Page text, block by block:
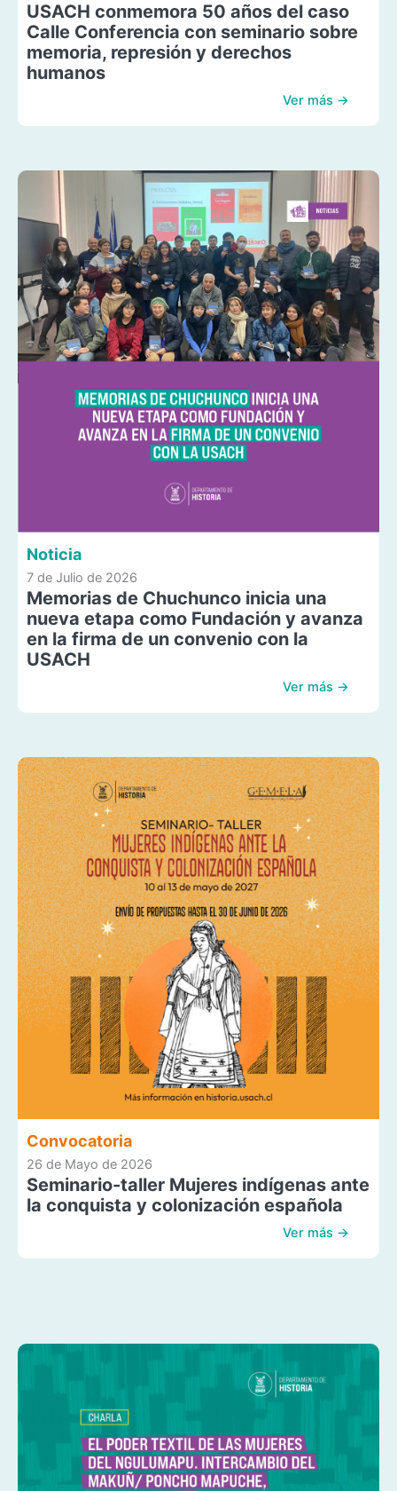
USACH conmemora 50 años del caso
Calle Conferencia con seminario sobre
memoria, represión y derechos
humanos
Ver más →
Noticia
7 de Julio de 2026
Memorias de Chuchunco inicia una
nueva etapa como Fundación y avanza
en la firma de un convenio con la
USACH
Ver más →
Convocatoria
26 de Mayo de 2026
Seminario-taller Mujeres indígenas ante
la conquista y colonización española
Ver más →